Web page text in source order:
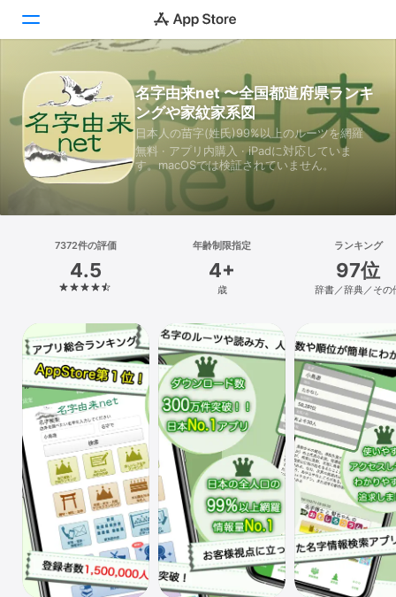
Today
ゲーム
アプリ
検索
プラットフォーム
iPhone
iPad
Mac
Vision
Watch
TV
名字由来net 〜全国都道府県ランキ
ングや家紋家系図
日本人の苗字(姓氏)99%以上のルーツを網羅
無料 · アプリ内購入 · iPadに対応していま
す。macOSでは検証されていません。
7372件の評価
4.5
年齢制限指定
4+
歳
ランキング
97位
辞書／辞典／その